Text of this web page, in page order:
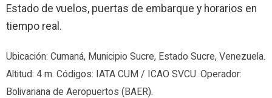
Estado de vuelos, puertas de embarque y horarios en
tiempo real.
Ubicación: Cumaná, Municipio Sucre, Estado Sucre, Venezuela.
Altitud: 4 m. Códigos: IATA CUM / ICAO SVCU. Operador:
Bolivariana de Aeropuertos (BAER).